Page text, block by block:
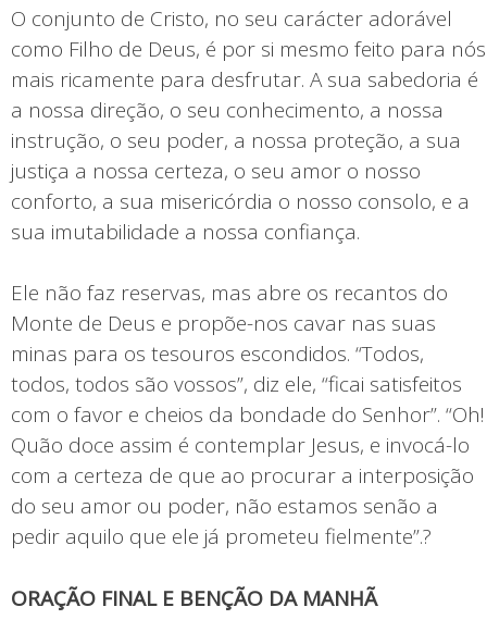
O conjunto de Cristo, no seu carácter adorável
como Filho de Deus, é por si mesmo feito para nós
mais ricamente para desfrutar. A sua sabedoria é
a nossa direção, o seu conhecimento, a nossa
instrução, o seu poder, a nossa proteção, a sua
justiça a nossa certeza, o seu amor o nosso
conforto, a sua misericórdia o nosso consolo, e a
sua imutabilidade a nossa confiança.
Ele não faz reservas, mas abre os recantos do
Monte de Deus e propõe-nos cavar nas suas
minas para os tesouros escondidos. “Todos,
todos, todos são vossos”, diz ele, “ficai satisfeitos
com o favor e cheios da bondade do Senhor”. “Oh!
Quão doce assim é contemplar Jesus, e invocá-lo
com a certeza de que ao procurar a interposição
do seu amor ou poder, não estamos senão a
pedir aquilo que ele já prometeu fielmente”.?
ORAÇÃO FINAL E BENÇÃO DA MANHÃ